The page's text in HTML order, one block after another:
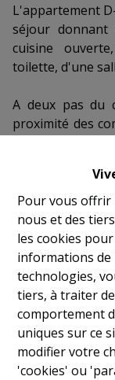
Pour vous offrir
nous et des
les cookies
informations de
technologies,
tiers, à traiter
comportement
uniques sur ce
modifier votre
'cookies' ou
L'appartement
séjour donnant
cuisine
toilette, d'une
A deux pas du
proximité des
Située en zone
aussi proche
serpentant
églises. Vous
et patrimoine,
pied ou à vélo
- PEB : B - Prix :
- OPTIONS :
remise 4.000€